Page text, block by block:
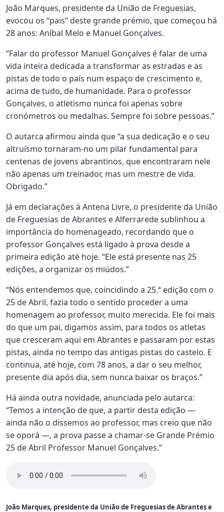
João Marques, presidente da União de Freguesias,
evocou os “pais” deste grande prémio, que começou há
28 anos: Aníbal Melo e Manuel Gonçalves.
“Falar do professor Manuel Gonçalves é falar de uma
vida inteira dedicada a transformar as estradas e as
pistas de todo o país num espaço de crescimento e,
acima de tudo, de humanidade. Para o professor
Gonçalves, o atletismo nunca foi apenas sobre
cronómetros ou medalhas. Sempre foi sobre pessoas.”
O autarca afirmou ainda que “a sua dedicação e o seu
altruísmo tornaram-no um pilar fundamental para
centenas de jovens abrantinos, que encontraram nele
não apenas um treinador, mas um mestre de vida.
Obrigado.”
Já em declarações à Antena Livre, o presidente da União
de Freguesias de Abrantes e Alferrarede sublinhou a
importância do homenageado, recordando que o
professor Gonçalves está ligado à prova desde a
primeira edição até hoje. “Ele está presente nas 25
edições, a organizar os miúdos.”
“Nós entendemos que, coincidindo a 25.ª edição com o
25 de Abril, fazia todo o sentido proceder a uma
homenagem ao professor, muito merecida. Ele foi mais
do que um pai, digamos assim, para todos os atletas
que cresceram aqui em Abrantes e passaram por estas
pistas, ainda no tempo das antigas pistas do castelo. E
continua, até hoje, com 78 anos, a dar o seu melhor,
presente dia após dia, sem nunca baixar os braços.”
Há ainda outra novidade, anunciada pelo autarca:
“Temos a intenção de que, a partir desta edição —
ainda não o dissemos ao professor, mas creio que não
se oporá —, a prova passe a chamar-se Grande Prémio
25 de Abril Professor Manuel Gonçalves.”
João Marques, presidente da União de Freguesias de Abrantes e